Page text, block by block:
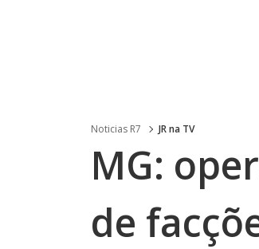
Noticias R7 JR na TV
MG:
de